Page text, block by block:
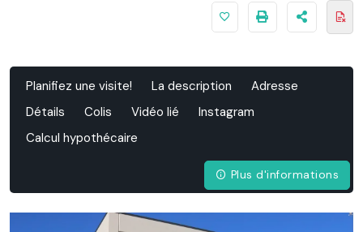
Planifiez une visite! La description
Adresse
Détails
Colis Vidéo lié
Instagram
Calcul hypothécaire
Plus d'informations